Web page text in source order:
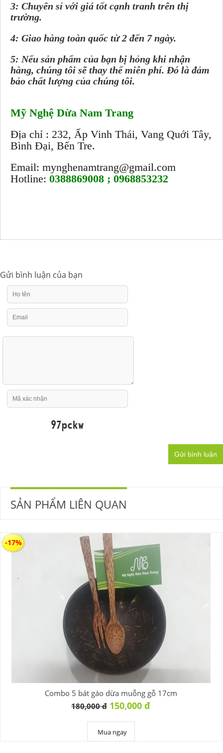
3: Chuyên sỉ với giá tốt cạnh tranh trên thị
trường.
4: Giao hàng toàn quốc từ 2 đến 7 ngày.
5: Nếu sản phẩm của bạn bị hỏng khi nhận
hàng, chúng tôi sẽ thay thế miễn phí. Đó là đảm
bảo chất lượng của chúng tôi.
Mỹ Nghệ Dừa Nam Trang
Địa chỉ : 232, Ấp Vinh Thái, Vang Quới Tây,
Bình Đại, Bến Tre.
Email: mynghenamtrang@gmail.com
Hotline: 0388869008 ; 0968853232
Gửi bình luận của bạn
Gửi bình luận
SẢN PHẨM LIÊN QUAN
Combo 5 bát gáo dừa muỗng gỗ 17cm
180,000 đ 150,000 đ
Mua ngay
-17%